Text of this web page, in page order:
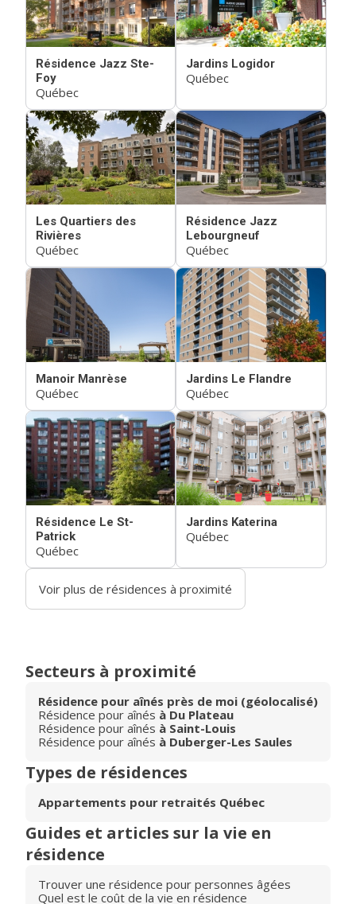
Résidence Jazz Ste-
Foy
Québec
Jardins Logidor
Québec
Les Quartiers des
Rivières
Québec
Résidence Jazz
Lebourgneuf
Québec
Manoir Manrèse
Québec
Jardins Le Flandre
Québec
Résidence Le St-
Patrick
Québec
Jardins Katerina
Québec
Voir plus de résidences à proximité
Secteurs à proximité
Résidence pour aînés près de moi (géolocalisé)
Résidence pour aînés à Du Plateau
Résidence pour aînés à Saint-Louis
Résidence pour aînés à Duberger-Les Saules
Types de résidences
Appartements pour retraités Québec
Guides et articles sur la vie en
résidence
Trouver une résidence pour personnes âgées
Quel est le coût de la vie en résidence